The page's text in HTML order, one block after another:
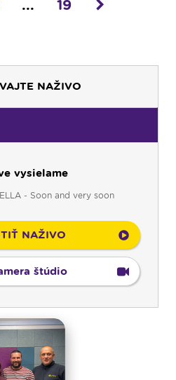
... 19
NAŽIVO
vysielame
- Soon and very soon
NAŽIVO
štúdio